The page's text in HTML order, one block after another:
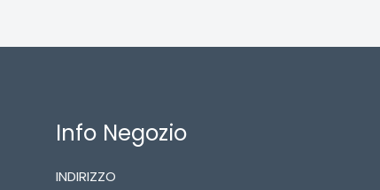
Info Negozio
INDIRIZZO